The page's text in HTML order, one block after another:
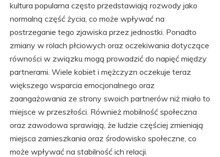
kultura popularna często przedstawiają rozwody jako
normalną część życia, co może wpływać na
postrzeganie tego zjawiska przez jednostki. Ponadto
zmiany w rolach płciowych oraz oczekiwania dotyczące
równości w związku mogą prowadzić do napięć między
partnerami. Wiele kobiet i mężczyzn oczekuje teraz
większego wsparcia emocjonalnego oraz
zaangażowania ze strony swoich partnerów niż miało to
miejsce w przeszłości. Również mobilność społeczna
oraz zawodowa sprawiają, że ludzie częściej zmieniają
miejsca zamieszkania oraz środowisko społeczne, co
może wpływać na stabilność ich relacji.